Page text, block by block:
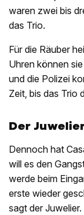
waren zwei bis
das Trio.
Für die Räuber
Uhren können
und die Polizei
Zeit, bis das Trio
Der
Dennoch hat
will es den
werde beim
erste wieder
sagt der